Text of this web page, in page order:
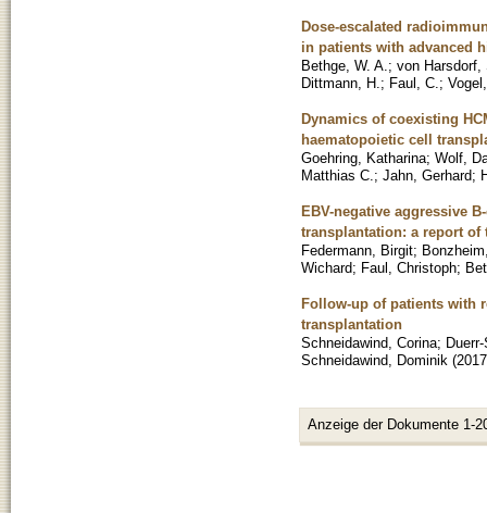
Dose-escalated
in patients with advanced
Bethge, W. A. ; von Harsdorf,
Dittmann, H. ; Faul, C. ;
Dynamics of coexisting
haematopoietic cell
Goehring, Katharina; Wolf,
Matthias C. ; Jahn, Gerhard;
EBV-negative aggressive
transplantation: a report of
Federmann, Birgit;
Wichard; Faul, Christoph;
Follow-up of patients with
transplantation
Schneidawind, Corina;
Schneidawind, Dominik (2017
Anzeige der Dokumente 1-